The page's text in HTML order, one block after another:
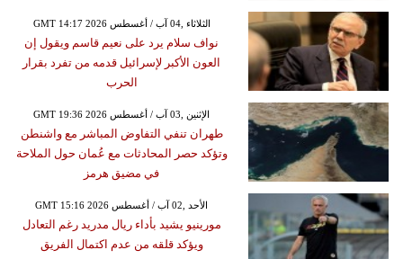
GMT 14:17 2026 الثلاثاء ,04 آب / أغسطس
نواف سلام يرد على نعيم قاسم ويقول إن
العون الأكبر لإسرائيل قدمه من تفرد بقرار
الحرب
GMT 19:36 2026 الإثنين ,03 آب / أغسطس
طهران تنفي التفاوض المباشر مع واشنطن
وتؤكد حصر المحادثات مع عُمان حول الملاحة
في مضيق هرمز
GMT 15:16 2026 الأحد ,02 آب / أغسطس
مورينيو يشيد بأداء ريال مدريد رغم التعادل
ويؤكد قلقه من عدم اكتمال الفريق